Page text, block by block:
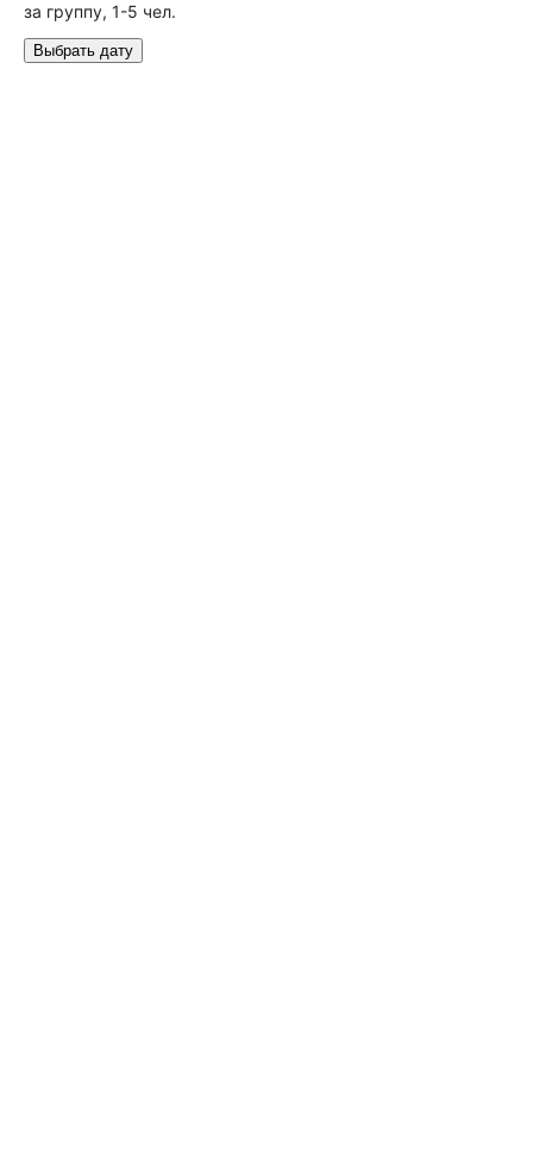
за группу, 1-5 чел.
Выбрать дату